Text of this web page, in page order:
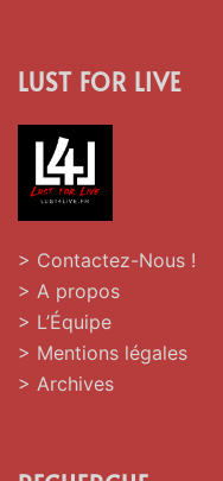
LUST FOR LIVE
> Contactez-Nous !
> A propos
> L’Équipe
> Mentions légales
> Archives